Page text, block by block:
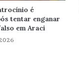
é
tentar enganar
em Araci